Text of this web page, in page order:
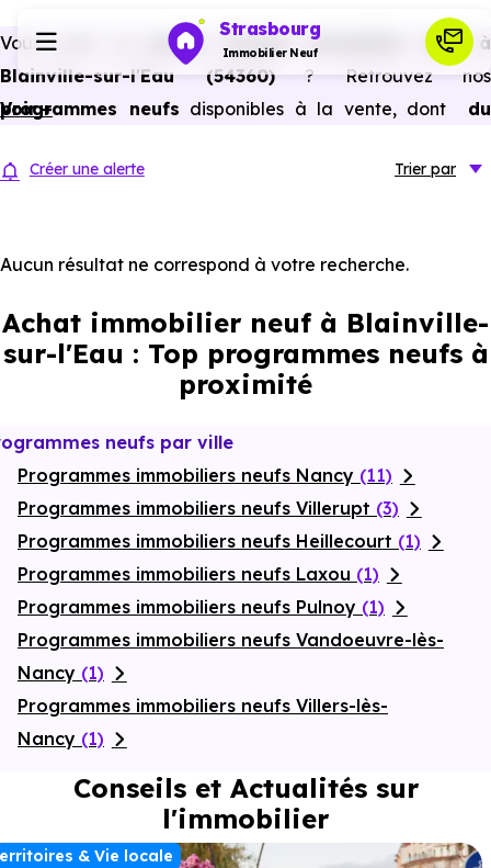
Strasbourg
Immobilier Neuf
Investir
Actualités
Financer
Vous avez un
projet d’achat immobilier neuf à
Blainville-sur-l'Eau (54360)? Retrouvez nos
programmes neufs disponibles à la vente, dont
du
frais d’agence.
à Blainville-sur-l'Eau (54360), vous pouvez aussi
dans certains cas, frais de notaire réduits, bonnes
performances énergétiques, garanties constructeur, etc.
Voir +
Créer une alerte Trier par
Aucun résultat ne correspond à votre recherche.
Achat immobilier neuf à Blainville-
sur-l'Eau : Top programmes neufs à
proximité
neufs par ville
Programmes immobiliers neufs Nancy (11)
Programmes immobiliers neufs Villerupt (3)
Programmes immobiliers neufs Heillecourt (1)
Programmes immobiliers neufs Laxou (1)
Programmes immobiliers neufs Pulnoy (1)
Programmes immobiliers neufs Vandoeuvre-lès-
Nancy (1)
Programmes immobiliers neufs Villers-lès-
Nancy (1)
Conseils et Actualités sur
l'immobilier
& Vie locale